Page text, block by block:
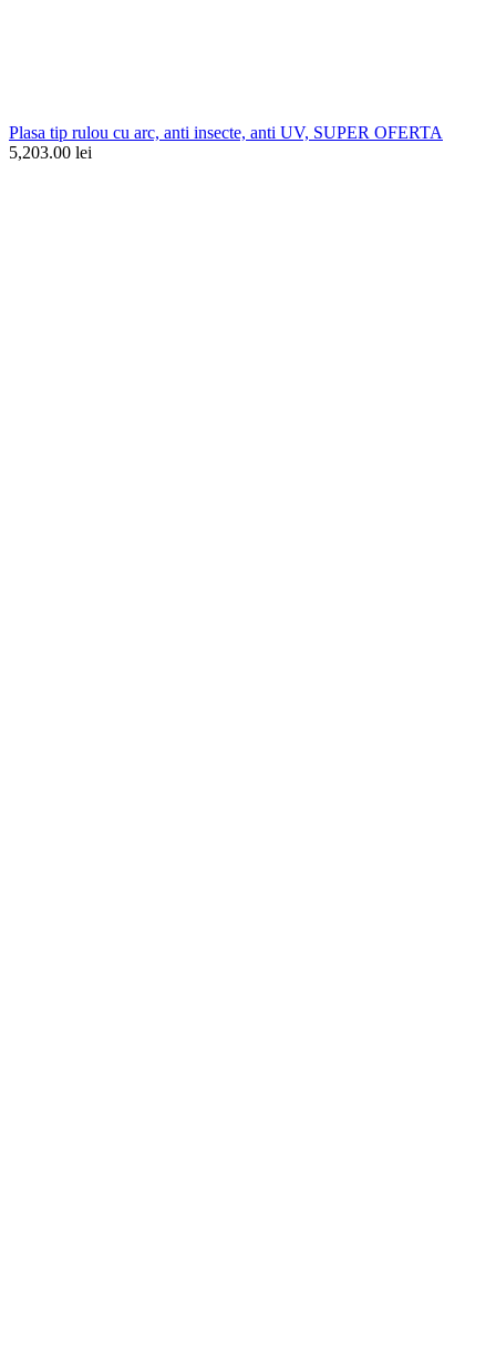
Plasa tip rulou cu arc, anti insecte, anti UV, SUPER OFERTA
5,203.00 lei